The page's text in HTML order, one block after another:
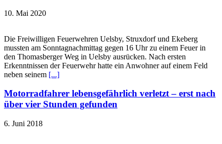
10. Mai 2020
Die Freiwilligen Feuerwehren Uelsby, Struxdorf und Ekeberg
mussten am Sonntagnachmittag gegen 16 Uhr zu einem Feuer in
den Thomasberger Weg in Uelsby ausrücken. Nach ersten
Erkenntnissen der Feuerwehr hatte ein Anwohner auf einem Feld
neben seinem [...]
Motorradfahrer lebensgefährlich verletzt – erst nach
über vier Stunden gefunden
6. Juni 2018